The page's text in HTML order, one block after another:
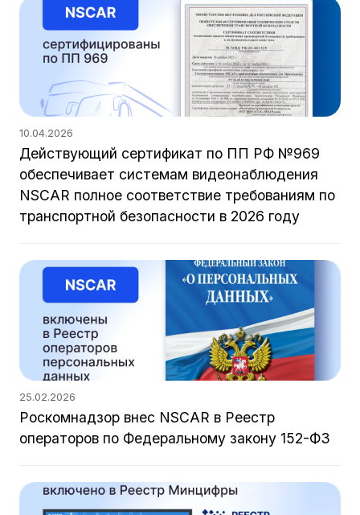
10.04.2026
Действующий сертификат по ПП РФ №969
обеспечивает системам видеонаблюдения
NSCAR полное соответствие требованиям по
транспортной безопасности в 2026 году
25.02.2026
Роскомнадзор внес NSCAR в Реестр
операторов по Федеральному закону 152-ФЗ